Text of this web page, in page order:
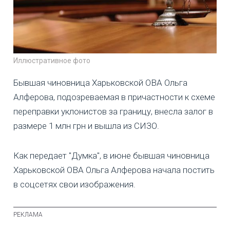
Иллюстративное фото
Бывшая чиновница Харьковской ОВА Ольга
Алферова, подозреваемая в причастности к схеме
переправки уклонистов за границу, внесла залог в
размере 1 млн грн и вышла из СИЗО.
Как передает "Думка", в июне бывшая чиновница
Харьковской ОВА Ольга Алферова начала постить
в соцсетях свои изображения.